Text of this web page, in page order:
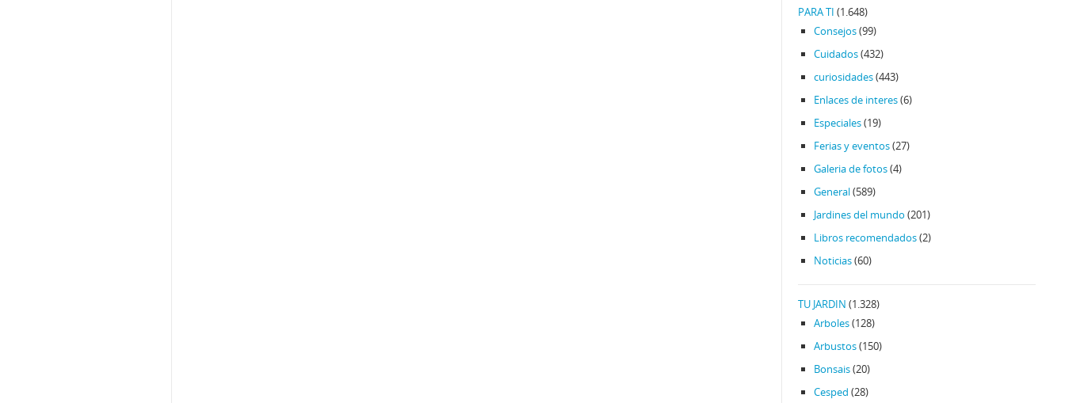
PARA TI (1.648)
Consejos(99)
Cuidados(432)
curiosidades(443)
Enlaces de interes(6)
Especiales(19)
Ferias y eventos(27)
Galeria de fotos(4)
General(589)
Jardines del mundo (201)
Libros recomendados(2)
Noticias(60)
TU JARDIN (1.328)
Arboles(128)
Arbustos(150)
Bonsais(20)
Cesped (28)